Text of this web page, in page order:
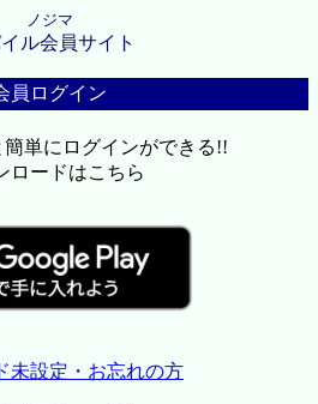
ノジマ
ル会員サイト
員ログイン
単にログインができる!!
ロードはこちら
未設定・お忘れの方